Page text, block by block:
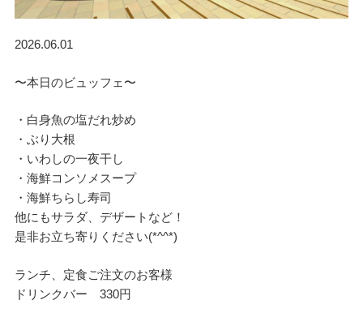
2026.06.01
〜本日のビュッフェ〜
・白身魚の塩だれ炒め
・ぶり大根
・いわしの一夜干し
・海鮮コンソメスープ
・海鮮ちらし寿司
他にもサラダ、デザートなど！
是非お立ち寄りください(*^^*)
ランチ、定食ご注文のお客様
ドリンクバー 330円